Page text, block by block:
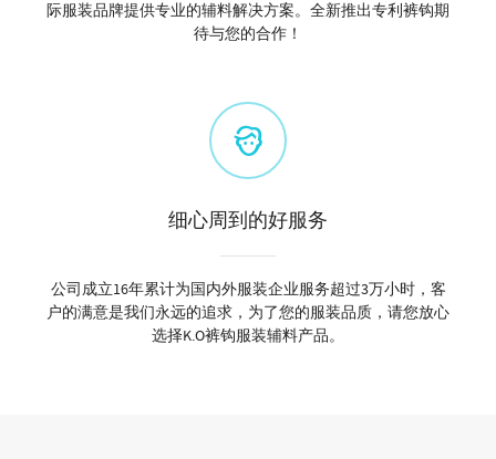
际服装品牌提供专业的辅料解决方案。全新推出专利裤钩期
待与您的合作！
细心周到的好服务
公司成立16年累计为国内外服装企业服务超过3万小时，客
户的满意是我们永远的追求，为了您的服装品质，请您放心
选择K.O裤钩服装辅料产品。